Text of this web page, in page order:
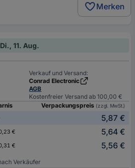
Merken
11. Aug.
Verkauf und Versand:
Conrad Electronic
AGB
Kostenfreier Versand ab 100,00 €
Verpackungspreis (zzgl. MwSt.)
5,87 €
€
5,64 €
€ 5,56 €
Verkäufer